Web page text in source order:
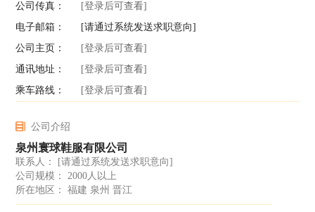
公司传真：
[登录后可查看]
电子邮箱：
[请通过系统发送求职意向]
公司主页：
[登录后可查看]
通讯地址：
[登录后可查看]
乘车路线：
[登录后可查看]
公司介绍
泉州寰球鞋服有限公司
联系人：
[请通过系统发送求职意向]
公司规模： 2000人以上
所在地区： 福建 泉州 晋江